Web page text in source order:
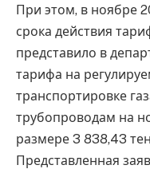
При этом, в ноябре
срока действия
представило в
тарифа на
транспортировке
трубопроводам на
размере 3 838,43
Представленная